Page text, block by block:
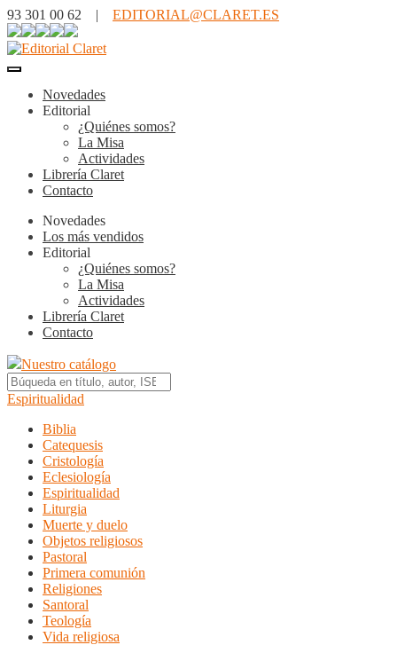
93 301 00 62 | EDITORIAL@CLARET.ES
Novedades
Editorial
¿Quiénes somos?
La Misa
Actividades
Librería Claret
Contacto
Novedades
Los más vendidos
Editorial
¿Quiénes somos?
La Misa
Actividades
Librería Claret
Contacto
Nuestro catálogo
Espiritualidad
Biblia
Catequesis
Cristología
Eclesiología
Espiritualidad
Liturgia
Muerte y duelo
Objetos religiosos
Pastoral
Primera comunión
Religiones
Santoral
Teología
Vida religiosa